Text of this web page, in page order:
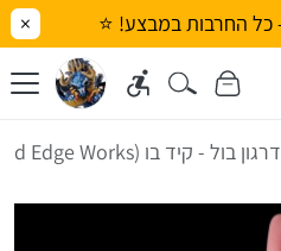
×
דרגון בול - קיד בו (Solid Edge Works)